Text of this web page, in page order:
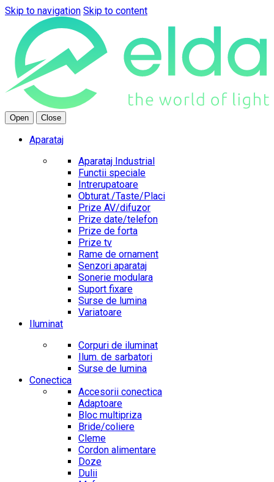
Skip to navigation Skip to content
Open Close
Aparataj
Aparataj Industrial
Functii speciale
Intrerupatoare
Obturat./Taste/Placi
Prize AV/difuzor
Prize date/telefon
Prize de forta
Prize tv
Rame de ornament
Senzori aparataj
Sonerie modulara
Suport fixare
Surse de lumina
Variatoare
Iluminat
Corpuri de iluminat
Ilum. de sarbatori
Surse de lumina
Conectica
Accesorii conectica
Adaptoare
Bloc multipriza
Bride/coliere
Cleme
Cordon alimentare
Doze
Dulii